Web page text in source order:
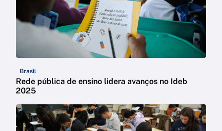
Brasil
Rede pública de ensino lidera avanços no Ideb
2025